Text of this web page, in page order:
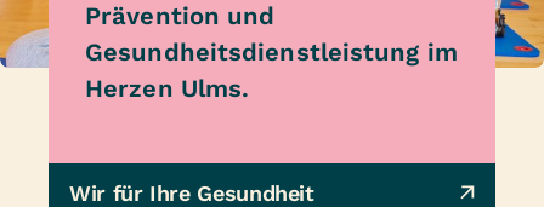
Prävention und
Gesundheitsdienstleistung im
Herzen Ulms.
Wir für Ihre Gesundheit